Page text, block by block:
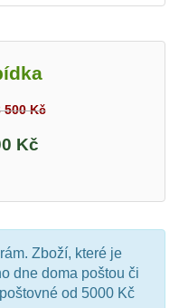
500 Kč
Kč
Zboží, které je
dne doma poštou či
od 5000 Kč